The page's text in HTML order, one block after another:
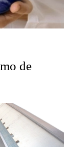
de